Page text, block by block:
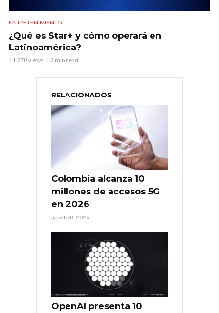
ENTRETENIMIENTO
¿Qué es Star+ y cómo operará en
Latinoamérica?
11.378 views 2 min read
RELACIONADOS
Colombia alcanza 10
millones de accesos 5G
en 2026
agosto 8, 2026
OpenAI presenta 10